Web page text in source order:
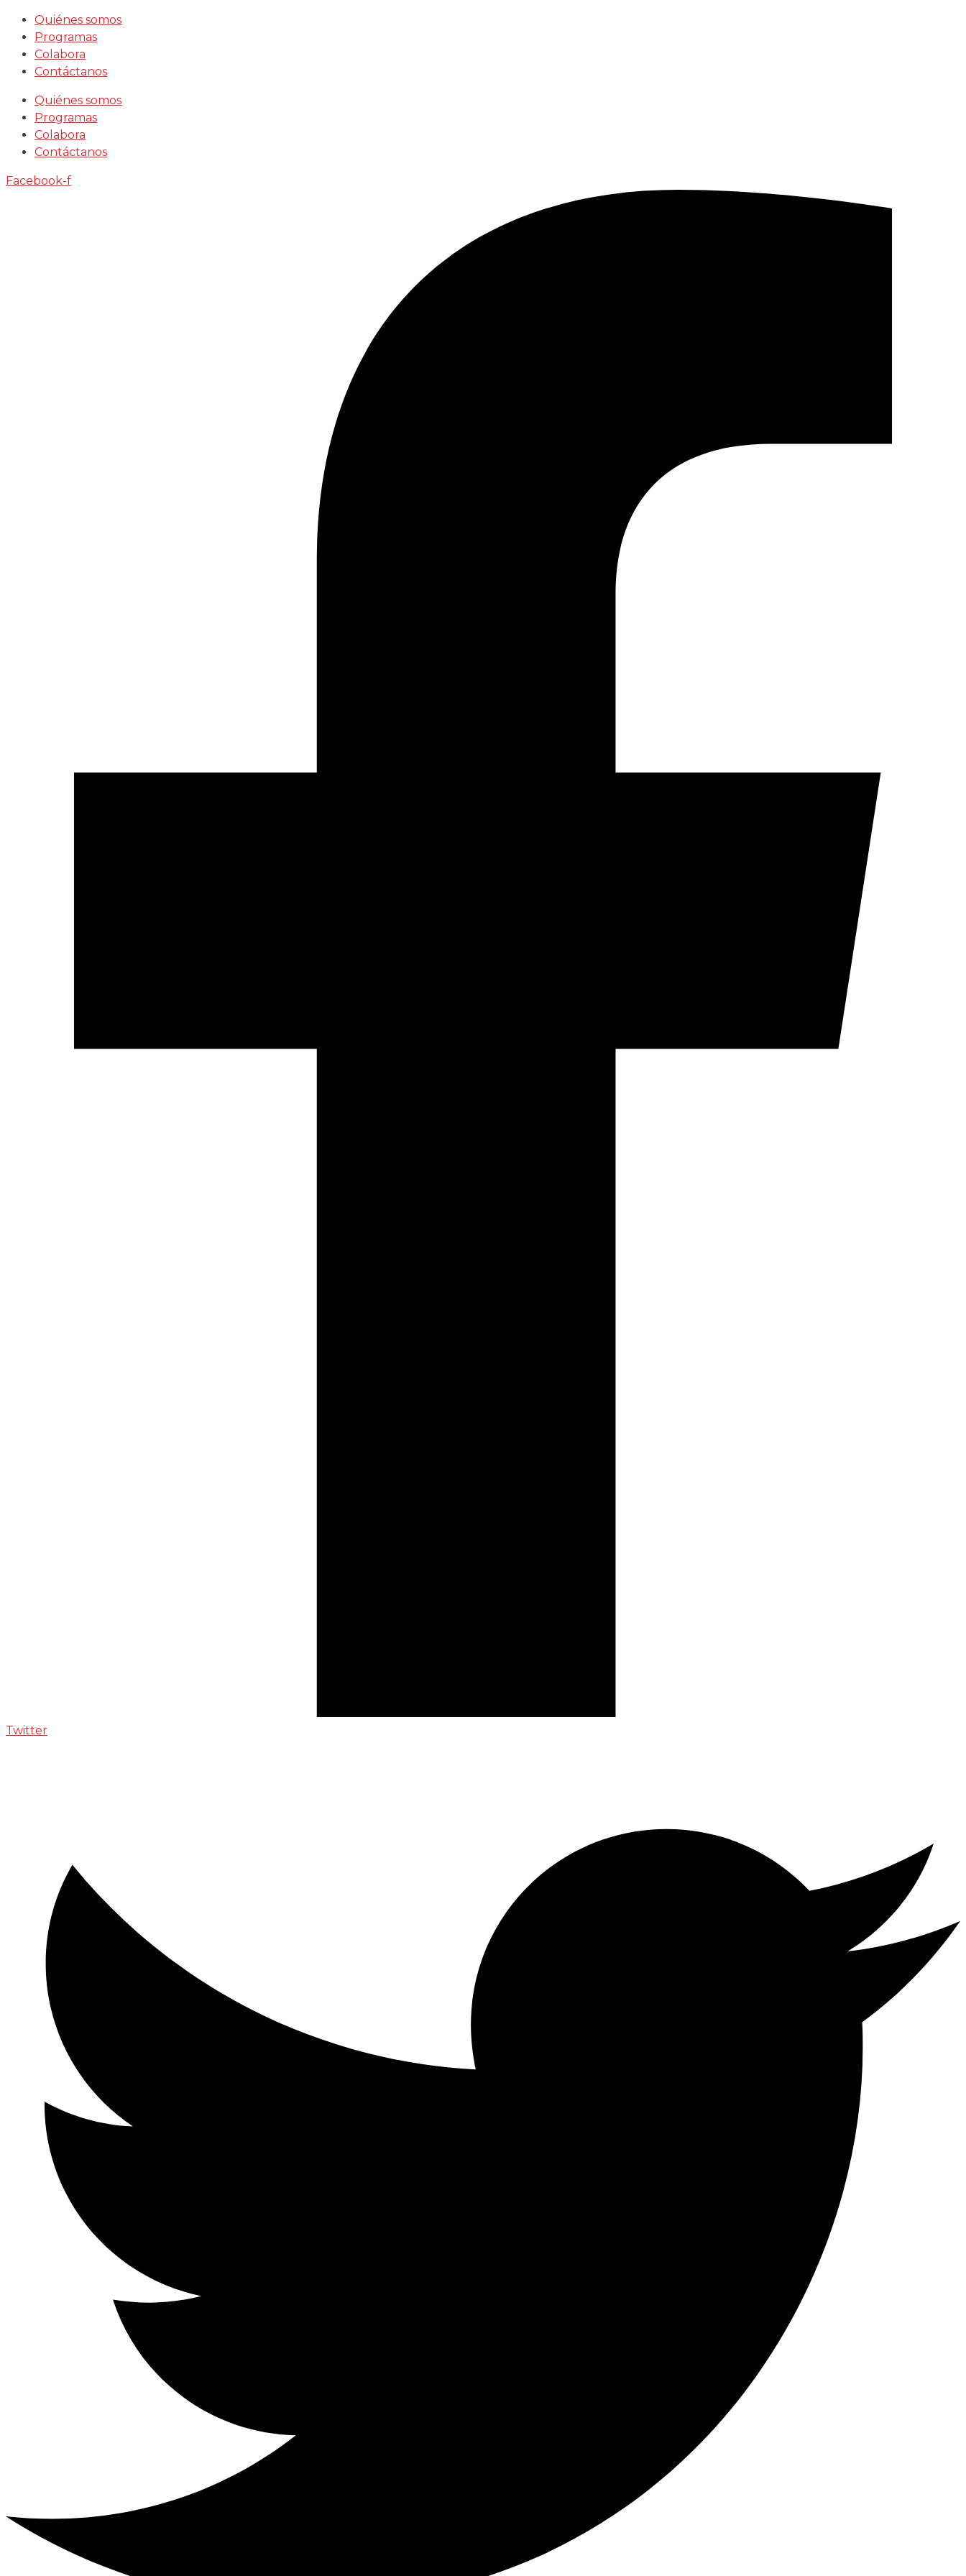
Saltar
contenido
Quiénes somos
Programas
Colabora
Contáctanos
Quiénes somos
Programas
Colabora
Contáctanos
Facebook-f
Twitter